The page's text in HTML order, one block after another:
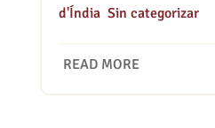
d'Índia, Sin categorizar
READ MORE